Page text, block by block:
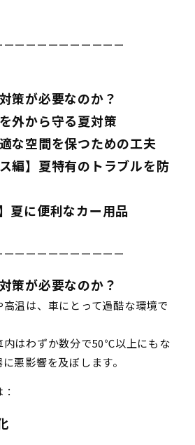
ーーーーーーーーーー
策が必要なのか？
外から守る夏対策
な空間を保つための工夫
編】夏特有のトラブルを防
夏に便利なカー用品
ーーーーーーーーーー
策が必要なのか？
温は、車にとって過酷な環境で
内はわずか数分で50℃以上にもな
悪影響を及ぼします。